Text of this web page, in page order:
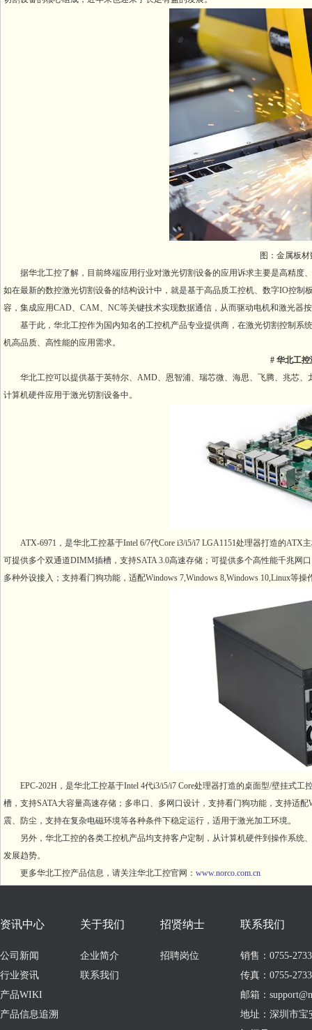
图：金属板
据华北工控了解，目前终端应用行业对激光切割设备的应用诉求主要是高精
如在最新的数控激光切割设备的结构设计中，就是基于高品质工控机、数字IO控
容，集成应用CAD、CAM、NC等关键技术实现数据通信，从而驱动电机和激光器
基于此，华北工控作为国内知名的工控机产品专业提供商，在激光切割控制
机高品质、高性能的应用需求。
# 华北工
华北工控可以提供基于英特尔、AMD、恩智浦、瑞芯微、海思、飞腾、兆芯
计算机硬件应用于激光切割设备中。
ATX-6971，是华北工控基于Intel 6/7代Core i3/i5/i7 LGA1151处理器打造的
可提供多个双通道DIMM插槽，支持SATA 3.0高速存储；可提供多个高性能千兆网
多种外设接入；支持看门狗功能，适配Windows 7,Windows 8,Windows 10,Linux
EPC-202H，是华北工控基于Intel 4代i3/i5/i7 Core处理器打造的桌面型/壁挂式
槽，支持SATA大容量高速存储；多串口、多网口设计，支持看门狗功能，支持适
震、防尘，支持在复杂电磁环境等各种条件下稳定运行，适用于激光加工环境。
另外，华北工控的各类工控机产品均支持客户定制，从计算机硬件到操作系
发展趋势。
更多华北工控产品信息，请关注华北工控官网： www.norco.com.cn
资讯中心
公司新闻
行业资讯
产品WIKI
产品信息追溯
关于我们
企业简介
联系我们
招贤纳士
招聘岗位
联系我们
销售：0755-
传真：0755-
邮箱：
地址：深圳市宝